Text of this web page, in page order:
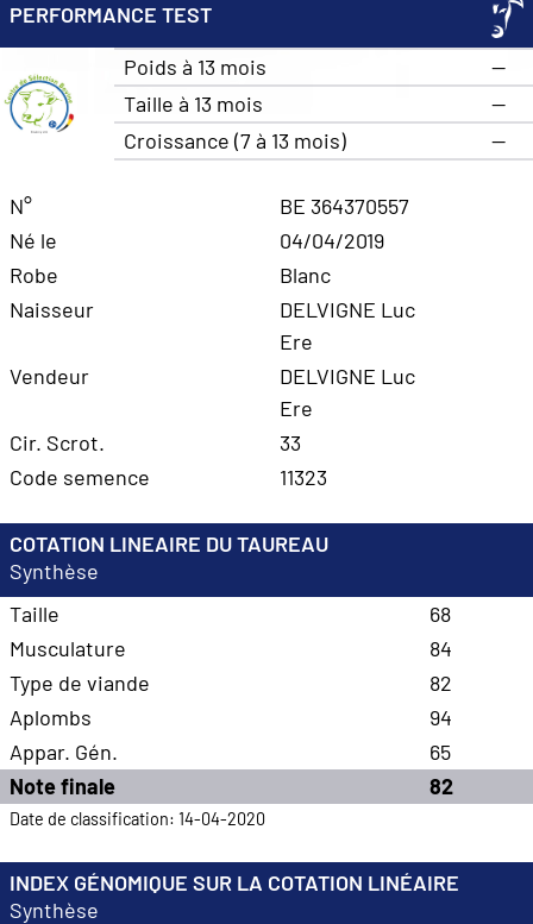
PERFORMANCE TEST
Poids à 13 mois
—
Taille à 13 mois
—
Croissance (7 à 13 mois)
—
N°
BE 364370557
Né le
04/04/2019
Robe
Blanc
Naisseur
DELVIGNE Luc
Ere
Vendeur
DELVIGNE Luc
Ere
Cir. Scrot.
33
Code semence
11323
COTATION LINEAIRE DU TAUREAU
Synthèse
Taille
68
Musculature
84
Type de viande
82
Aplombs
94
Appar. Gén.
65
Note finale
82
Date de classification: 14-04-2020
INDEX GÉNOMIQUE SUR LA COTATION LINÉAIRE
Synthèse